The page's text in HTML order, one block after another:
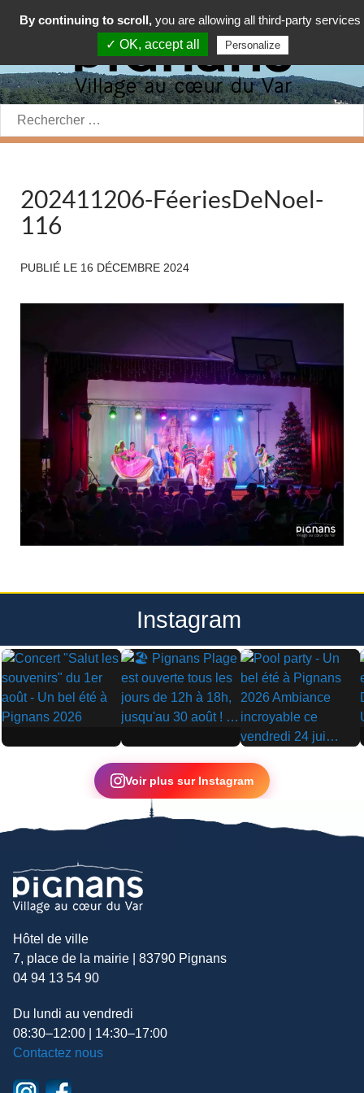
Rechercher:
202411206-FéeriesDeNoel-
116
PUBLIÉ LE 16 DÉCEMBRE 2024
Instagram
▶ ▶
▶
Voir plus sur Instagram
Hôtel de ville
7, place de la mairie | 83790 Pignans
04 94 13 54 90
Du lundi au vendredi
08:30–12:00 | 14:30–17:00
Contactez nous
By continuing to scroll, you are allowing all third-party services
✓ OK, accept all
Personalize